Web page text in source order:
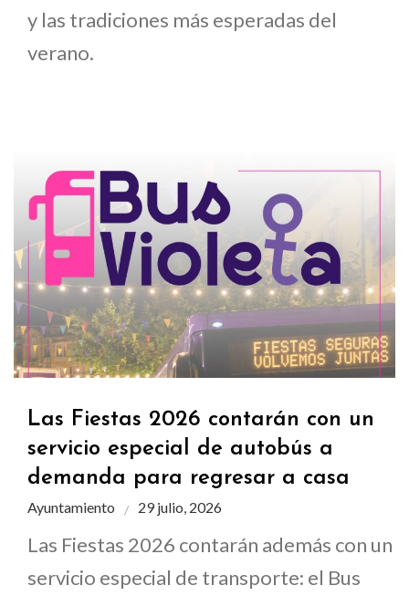
y las tradiciones más esperadas del
verano.
Las Fiestas 2026 contarán con un
servicio especial de autobús a
demanda para regresar a casa
Ayuntamiento 29 julio, 2026
Las Fiestas 2026 contarán además con un
servicio especial de transporte: el Bus